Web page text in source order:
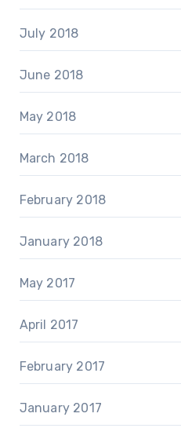
July 2018
June 2018
May 2018
March 2018
February 2018
January 2018
May 2017
April 2017
February 2017
January 2017